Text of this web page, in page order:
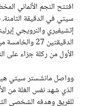
افتتح النجم الألماني
سيتي في الدقيقة
إتشيفيري والنرويجي
الدقيقتين
الأول من ركلة جزاء على
وواصل مانشستر سيتي
الذي شهد نفس الغلة من